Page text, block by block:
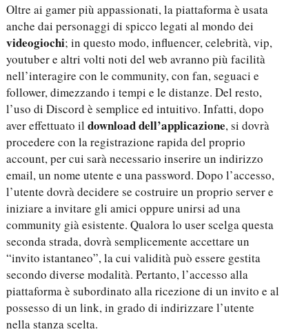
Oltre ai gamer più appassionati, la piattaforma è usata
anche dai personaggi di spicco legati al mondo dei
videogiochi; in questo modo, influencer, celebrità, vip,
youtuber e altri volti noti del web avranno più facilità
nell’interagire con le community, con fan, seguaci e
follower, dimezzando i tempi e le distanze. Del resto,
l’uso di Discord è semplice ed intuitivo. Infatti, dopo
aver effettuato il downloaddell’applicazione, si dovrà
procedere con la registrazione rapida del proprio
account, per cui sarà necessario inserire un indirizzo
email, un nome utente e una password. Dopo l’accesso,
l’utente dovrà decidere se costruire un proprio server e
iniziare a invitare gli amici oppure unirsi ad una
community già esistente. Qualora lo user scelga questa
seconda strada, dovrà semplicemente accettare un
“invito istantaneo”, la cui validità può essere gestita
secondo diverse modalità. Pertanto, l’accesso alla
piattaforma è subordinato alla ricezione di un invito e al
possesso di un link, in grado di indirizzare l’utente
nella stanza scelta.